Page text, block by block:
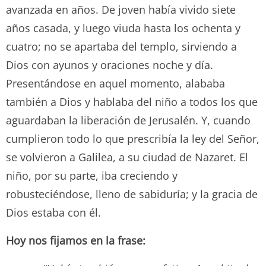
avanzada en años. De joven había vivido siete
años casada, y luego viuda hasta los ochenta y
cuatro; no se apartaba del templo, sirviendo a
Dios con ayunos y oraciones noche y día.
Presentándose en aquel momento, alababa
también a Dios y hablaba del niño a todos los que
aguardaban la liberación de Jerusalén. Y, cuando
cumplieron todo lo que prescribía la ley del Señor,
se volvieron a Galilea, a su ciudad de Nazaret. El
niño, por su parte, iba creciendo y
robusteciéndose, lleno de sabiduría; y la gracia de
Dios estaba con él.
Hoy nos fijamos en la frase: